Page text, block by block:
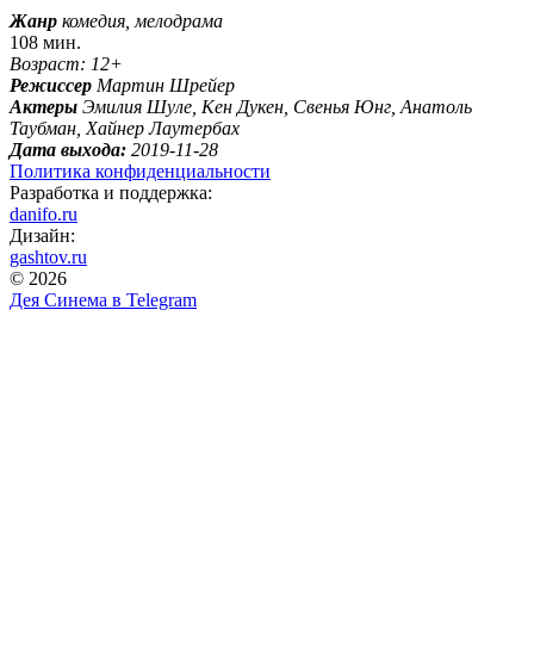
Жанр комедия, мелодрама
108 мин.
Возраст: 12+
Режиссер Мартин Шрейер
Актеры Эмилия Шуле, Кен Дукен, Свенья Юнг, Анатоль
Таубман, Хайнер Лаутербах
Дата выхода: 2019-11-28
Политика конфиденциальности
Разработка и поддержка:
danifo.ru
Дизайн:
gashtov.ru
© 2026
Дея Синема в Telegram